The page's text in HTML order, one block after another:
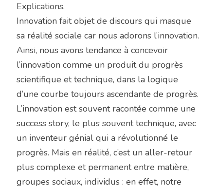
Explications.
Innovation fait objet de discours qui masque
sa réalité sociale car nous adorons l’innovation.
Ainsi, nous avons tendance à concevoir
l’innovation comme un produit du progrès
scientifique et technique, dans la logique
d’une courbe toujours ascendante de progrès.
L’innovation est souvent racontée comme une
success story, le plus souvent technique, avec
un inventeur génial qui a révolutionné le
progrès. Mais en réalité, c’est un aller-retour
plus complexe et permanent entre matière,
groupes sociaux, individus : en effet, notre